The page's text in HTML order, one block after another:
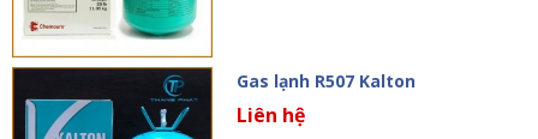
Gas lạnh R507 Kalton
Liên hệ